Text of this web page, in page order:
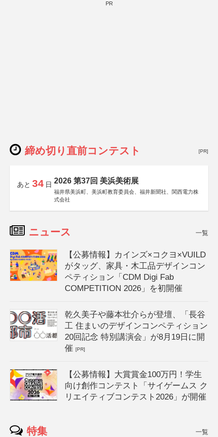
PR
締め切り直前コンテスト [PR]
あと 34 日 2026 第37回 美浜美術展
福井県美浜町、美浜町教育委員会、福井新聞社、関西電力株
式会社
ニュース 一覧
【公募情報】カインズ×コクヨ×VUILD
がタッグ、家具・木工品デザインコン
ペティション「CDM Digi Fab
COMPETITION 2026」を初開催
乾久美子や藤本壮介らが登壇、「長谷
工 住まいのデザインコンペティション
20回記念 特別講演会」が8月19日に開
催[PR]
【公募情報】大賞賞金100万円！学生
向け創作コンテスト「サイゲームス ク
リエイティブコンテスト2026」が開催
特集 一覧